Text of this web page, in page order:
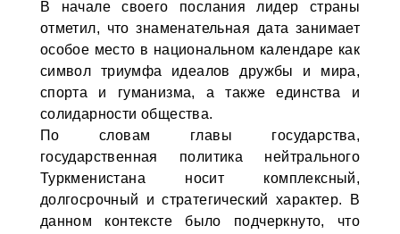
В начале своего послания лидер страны
отметил, что знаменательная дата занимает
особое место в национальном календаре как
символ триумфа идеалов дружбы и мира,
спорта и гуманизма, а также единства и
солидарности общества.
По словам главы государства,
государственная политика нейтрального
Туркменистана носит комплексный,
долгосрочный и стратегический характер. В
данном контексте было подчеркнуто, что